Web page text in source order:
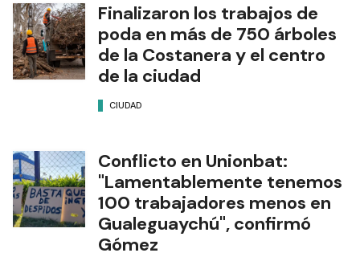
Finalizaron los trabajos de
poda en más de 750 árboles
de la Costanera y el centro
de la ciudad
CIUDAD
Conflicto en Unionbat:
"Lamentablemente tenemos
100 trabajadores menos en
Gualeguaychú", confirmó
Gómez